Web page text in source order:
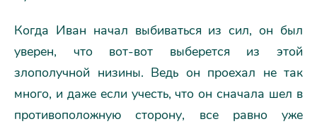
Когда Иван начал выбиваться из сил, он был
уверен, что вот-вот выберется из этой
злополучной низины. Ведь он проехал не так
много, и даже если учесть, что он сначала шел в
противоположную сторону, все равно уже